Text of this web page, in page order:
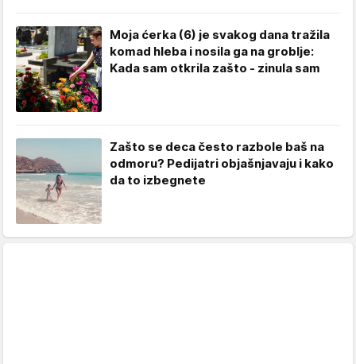
Moja ćerka (6) je svakog dana tražila
komad hleba i nosila ga na groblje:
Kada sam otkrila zašto - zinula sam
Zašto se deca često razbole baš na
odmoru? Pedijatri objašnjavaju i kako
da to izbegnete